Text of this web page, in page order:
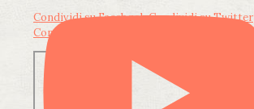
Condividi su FacebookCondividi su Twitter
Condividi su LinkedIn